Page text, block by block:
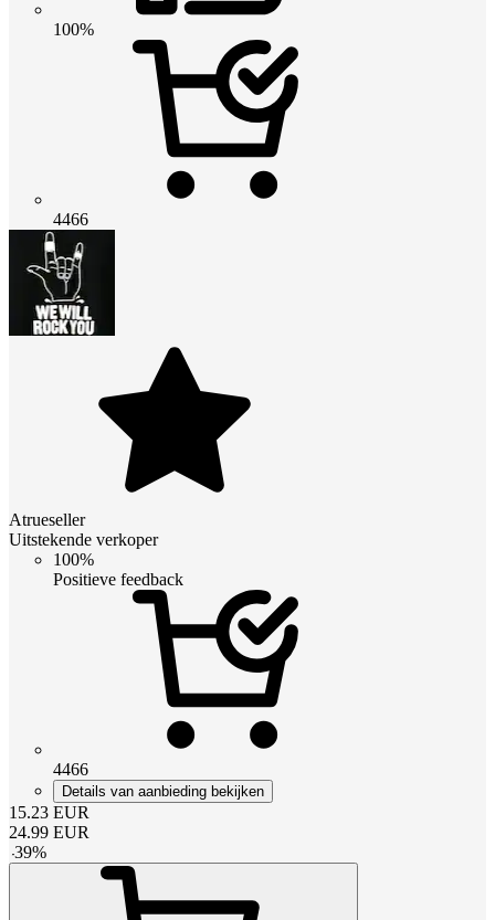
100%
4466
Atrueseller
Uitstekende verkoper
100%
Positieve feedback
4466
Details van aanbieding bekijken
15.23 EUR
24.99 EUR
-39%